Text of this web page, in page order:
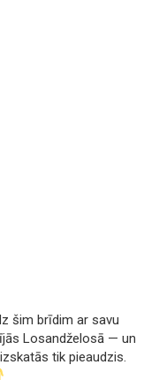
šim brīdim ar savu
Losandželosā — un
tik pieaudzis.